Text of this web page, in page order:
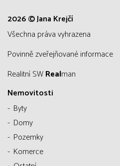
2026 © Jana Krejčí
všechna práva vyhrazena
Povinně zveřejňované informace
Realitní SWRealman
Nemovitosti
Byty
Domy
Pozemky
Komerce